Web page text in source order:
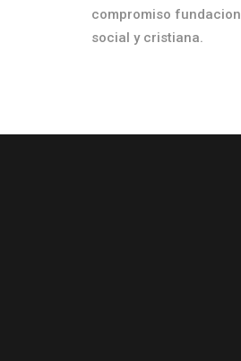
compromiso
social y cristiana.